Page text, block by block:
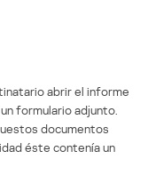
abrir el informe
formulario adjunto.
documentos
éste contenía un